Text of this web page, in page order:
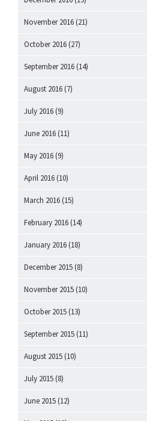
November 2016 (21)
October 2016 (27)
September 2016 (14)
August 2016 (7)
July 2016 (9)
June 2016 (11)
May 2016 (9)
April 2016 (10)
March 2016 (15)
February 2016 (14)
January 2016 (18)
December 2015 (8)
November 2015 (10)
October 2015 (13)
September 2015 (11)
August 2015 (10)
July 2015 (8)
June 2015 (12)